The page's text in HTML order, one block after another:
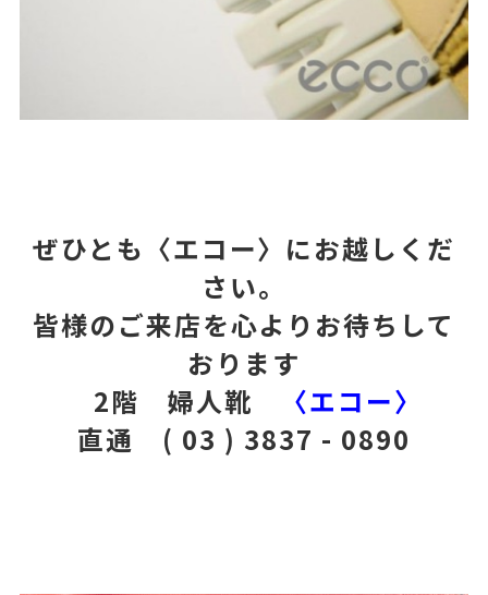
ぜひとも〈エコー〉にお越しくだ
さい。
皆様のご来店を心よりお待ちして
おります
2階 婦人靴
〈エコー〉
直通 ( 03 ) 3837 - 0890